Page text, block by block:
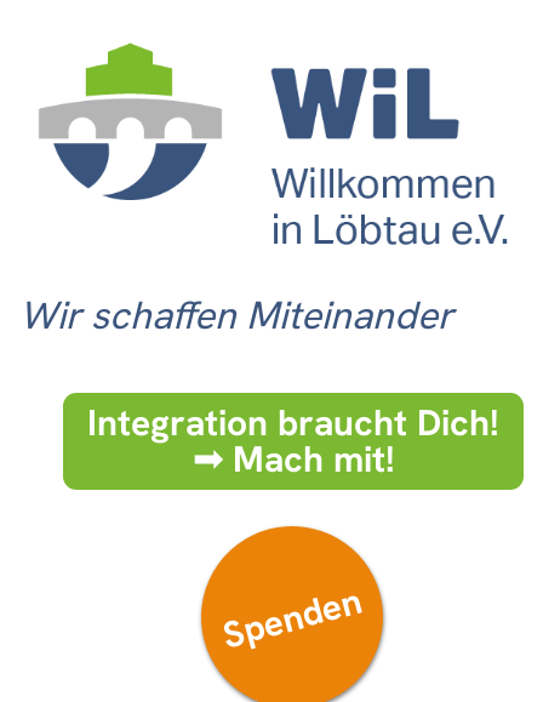
Wir schaffen Miteinander
Integration braucht Dich!
➟ Mach mit!
Spenden